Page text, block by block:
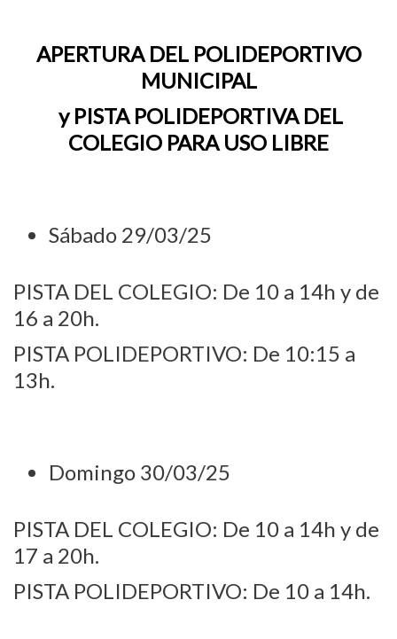
APERTURA DEL POLIDEPORTIVO
MUNICIPAL
y PISTA POLIDEPORTIVA DEL
COLEGIO PARA USO LIBRE
Sábado 29/03/25
PISTA DEL COLEGIO: De 10 a 14h y de
16 a 20h.
PISTA POLIDEPORTIVO: De 10:15 a
13h.
Domingo 30/03/25
PISTA DEL COLEGIO: De 10 a 14h y de
17 a 20h.
PISTA POLIDEPORTIVO: De 10 a 14h.